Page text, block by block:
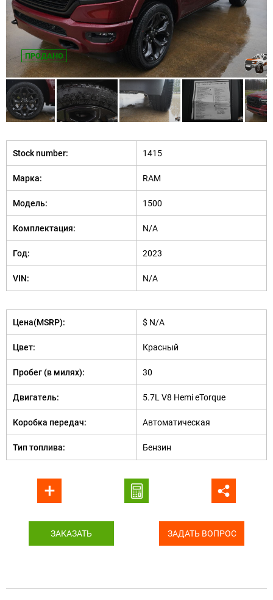
ПРОДАНО
Stock number: 1415
Марка: RAM
Модель: 1500
Комплектация: N/A
Год: 2023
VIN: N/A
Цена(MSRP): $ N/A
Цвет: Красный
Пробег (в милях): 30
Двигатель: 5.7L V8 Hemi eTorque
Коробка передач: Автоматическая
Тип топлива: Бензин
ЗАКАЗАТЬ ЗАДАТЬ ВОПРОС